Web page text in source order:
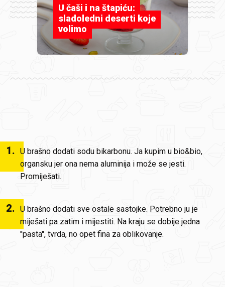
U čaši i na štapiću:
sladoledni deserti koje
volimo
1. U brašno dodati sodu bikarbonu. Ja kupim u bio&bio,
organsku jer ona nema aluminija i može se jesti.
Promiješati.
2. U brašno dodati sve ostale sastojke. Potrebno ju je
miješati pa zatim i mijestiti. Na kraju se dobije jedna
''pasta'', tvrda, no opet fina za oblikovanje.